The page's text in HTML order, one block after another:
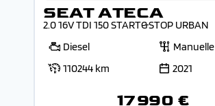
SEAT ATECA
2.0 16V TDI 150 START&STOP URBAN
Diesel
Manuelle
110244 km
2021
17 990 €